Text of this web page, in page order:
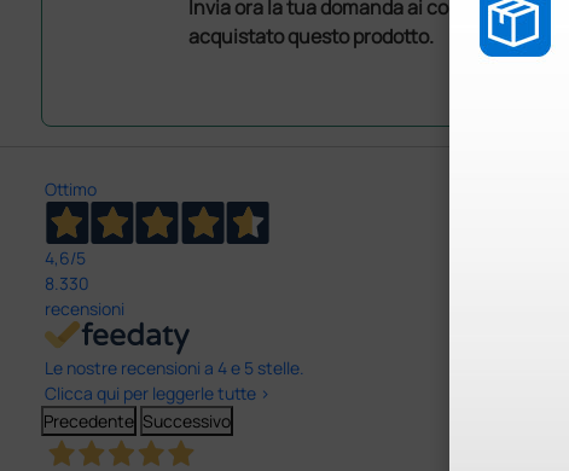
Invia ora la tua domanda ai colleghi che
acquistato questo prodotto.
Ottimo
4,6/5
8.330
recensioni
Le nostre recensioni a 4 e 5 stelle.
Clicca qui per leggerle tutte >
Precedente Successivo